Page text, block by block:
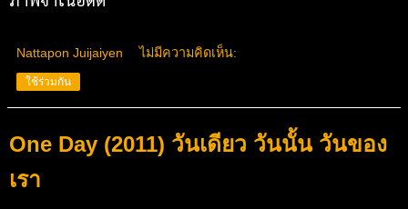
Nattapon Juijaiyen ไม่มีความคิดเห็น:
ใช้ร่วมกัน
One Day (2011) วันเดียว วันนั้น วันของ
เรา